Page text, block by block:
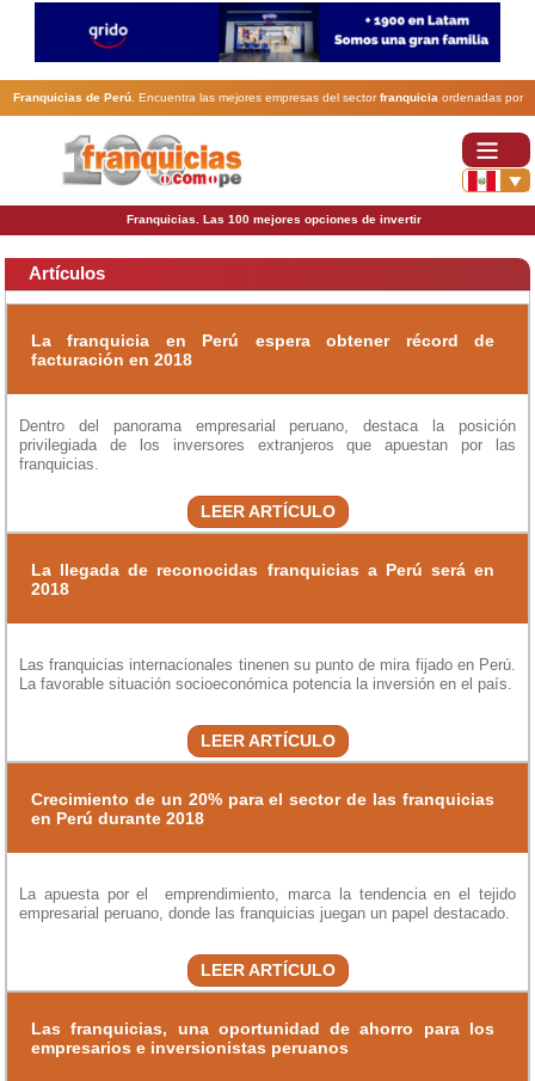
Franquicias de Perú. Encuentra las mejores empresas del sectorfranquicia ordenadas por
actividad. En www.100franquicias.com.pe encontrarás las más rentables, baratas y
Franquicias. Las 100 mejores opciones de invertir
Artículos
La franquicia en Perú espera obtener récord de
facturación en 2018
Dentro del panorama empresarial peruano, destaca la posición
privilegiada de los inversores extranjeros que apuestan por las
franquicias.
LEER ARTÍCULO
La llegada de reconocidas franquicias a Perú será en
2018
Las franquicias internacionales tinenen su punto de mira fijado en Perú.
La favorable situación socioeconómica potencia la inversión en el país.
LEER ARTÍCULO
Crecimiento de un 20% para el sector de las franquicias
en Perú durante 2018
La apuesta por el emprendimiento, marca la tendencia en el tejido
empresarial peruano, donde las franquicias juegan un papel destacado.
LEER ARTÍCULO
Las franquicias, una oportunidad de ahorro para los
empresarios e inversionistas peruanos